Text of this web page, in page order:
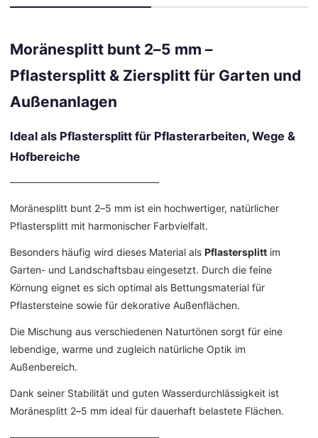
Moränesplitt bunt 2–5 mm –
Pflastersplitt & Ziersplitt für Garten und
Außenanlagen
Ideal als Pflastersplitt für Pflasterarbeiten, Wege &
Hofbereiche
––––––––––––––––––––––––––––––
Moränesplitt bunt 2–5 mm ist ein hochwertiger, natürlicher
Pflastersplitt mit harmonischer Farbvielfalt.
Besonders häufig wird dieses Material als Pflastersplitt im
Garten- und Landschaftsbau eingesetzt. Durch die feine
Körnung eignet es sich optimal als Bettungsmaterial für
Pflastersteine sowie für dekorative Außenflächen.
Die Mischung aus verschiedenen Naturtönen sorgt für eine
lebendige, warme und zugleich natürliche Optik im
Außenbereich.
Dank seiner Stabilität und guten Wasserdurchlässigkeit ist
Moränesplitt 2–5 mm ideal für dauerhaft belastete Flächen.